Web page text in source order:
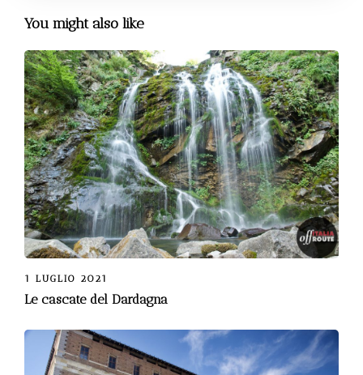
You might also like
1 LUGLIO 2021
Le cascate del Dardagna